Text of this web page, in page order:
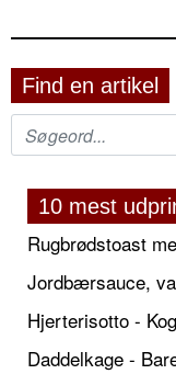
Find en artikel
10 mest
Rugbrødstoast
Jordbærsauce,
Hjerterisotto -
Daddelkage -